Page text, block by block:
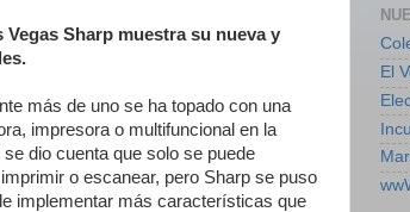
Vegas Sharp muestra su nueva y
más de uno se ha topado con una
impresora o multifuncional en la
dio cuenta que solo se puede
o escanear, pero Sharp se puso
implementar más características que
El